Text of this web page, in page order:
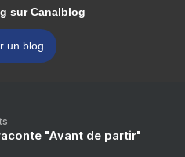
sur Canalblog
un blog
"Avant de partir"